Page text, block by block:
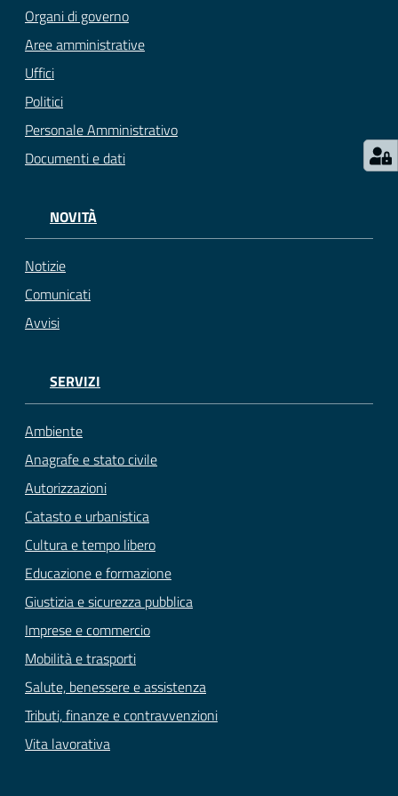
Organi di governo
Aree amministrative
Uffici
Politici
Personale Amministrativo
Documenti e dati
NOVITÀ
Notizie
Comunicati
Avvisi
SERVIZI
Ambiente
Anagrafe e stato civile
Autorizzazioni
Catasto e urbanistica
Cultura e tempo libero
Educazione e formazione
Giustizia e sicurezza pubblica
Imprese e commercio
Mobilità e trasporti
Salute, benessere e assistenza
Tributi, finanze e contravvenzioni
Vita lavorativa